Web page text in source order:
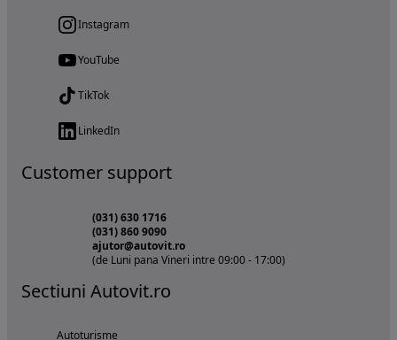
Instagram
YouTube
TikTok
LinkedIn
Customer support
(031) 630 1716
(031) 860 9090
ajutor@autovit.ro
(de Luni pana Vineri intre 09:00 - 17:00)
Sectiuni Autovit.ro
Autoturisme